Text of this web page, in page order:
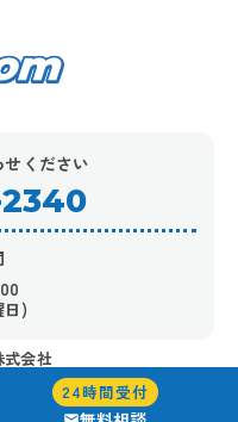
24時間受付
ください
日)
会社